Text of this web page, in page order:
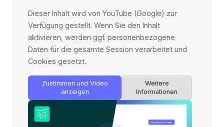
Dieser Inhalt wird von YouTube (Google) zur
Verfügung gestellt. Wenn Sie den Inhalt
aktivieren, werden ggf. personenbezogene
Daten für die gesamte Session verarbeitet und
Cookies gesetzt.
Zustimmen und Video
anzeigen
Weitere
Informationen